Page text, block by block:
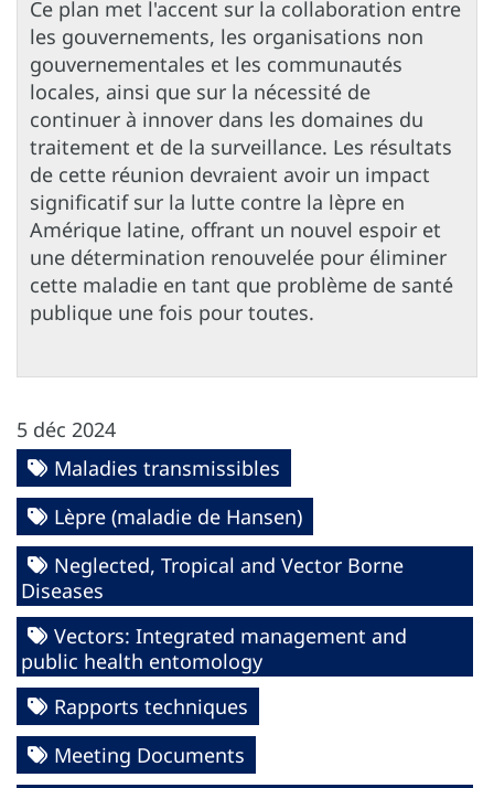
Ce plan met l'accent sur la collaboration entre
les gouvernements, les organisations non
gouvernementales et les communautés
locales, ainsi que sur la nécessité de
continuer à innover dans les domaines du
traitement et de la surveillance. Les résultats
de cette réunion devraient avoir un impact
significatif sur la lutte contre la lèpre en
Amérique latine, offrant un nouvel espoir et
une détermination renouvelée pour éliminer
cette maladie en tant que problème de santé
publique une fois pour toutes.
5 déc 2024
Maladies transmissibles
Lèpre (maladie de Hansen)
Neglected, Tropical and Vector Borne
Diseases
Vectors: Integrated management and
public health entomology
Rapports techniques
Meeting Documents